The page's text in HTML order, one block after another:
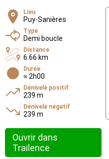
Lieu
Puy-Sanières
Type
Demi boucle
Distance
6.66 km
Durée
≈ 2h00
Dénivelé positif
239 m
Dénivelé négatif
239 m
Ouvrir dans
Trailence